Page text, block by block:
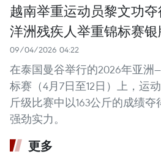
越南举重运动员黎文功
洋洲残疾人举重锦标赛银
09/04/2026 04:22
在泰国曼谷举行的2026年亚洲
标赛（4月7日至12日）上，运
斤级比赛中以163公斤的成绩
强劲实力。
更多